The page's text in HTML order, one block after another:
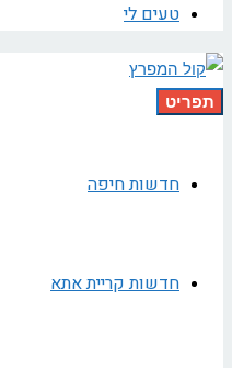
טעים לי
תפריט
חדשות חיפה
חדשות קריית אתא